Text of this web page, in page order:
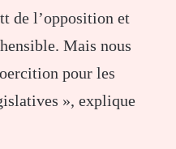
de l’opposition et
Mais nous
pour les
», explique